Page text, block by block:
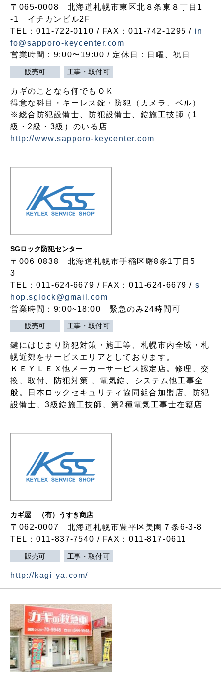
〒065-0008 北海道札幌市東区北８条東８丁目1
-1 イチカンビル2F
TEL：011-722-0110 / FAX：011-742-1295 / in
fo@sapporo-keycenter.com
営業時間：9:00〜19:00 / 定休日：日曜、祝日
販売可 工事・取付可
カギのことなら何でもＯＫ
得意な科目・キーレス錠・防犯（カメラ、ベル）
※総合防犯設備士、防犯設備士、錠施工技師（1
級・2級・3級）のいる店
http://www.sapporo-keycenter.com
SGロック防犯センター
〒006-0838 北海道札幌市手稲区曙8条1丁目5-
3
TEL：011-624-6679 / FAX：011-624-6679 / s
hop.sglock@gmail.com
営業時間：9:00~18:00 緊急のみ24時間可
販売可 工事・取付可
鍵にはじまり防犯対策・施工等、札幌市内全域・札
幌近郊をサービスエリアとしております。
ＫＥＹＬＥＸ他メーカーサービス認定店。修理、交
換、取付、防犯対策 、電気錠、システム他工事全
般。日本ロックセキュリティ協同組合加盟店、防犯
設備士、3級錠施工技師、第2種電気工事士在籍店
カギ屋 （有）うすき商店
〒062-0007 北海道札幌市豊平区美園７条6-3-8
TEL：011-837-7540 / FAX：011-817-0611
販売可 工事・取付可
http://kagi-ya.com/